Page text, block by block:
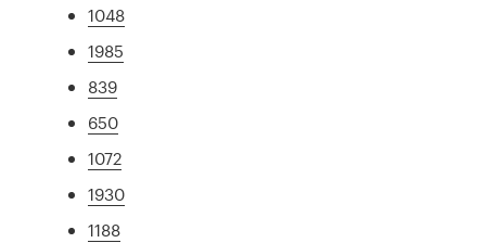
1048
1985
839
650
1072
1930
1188